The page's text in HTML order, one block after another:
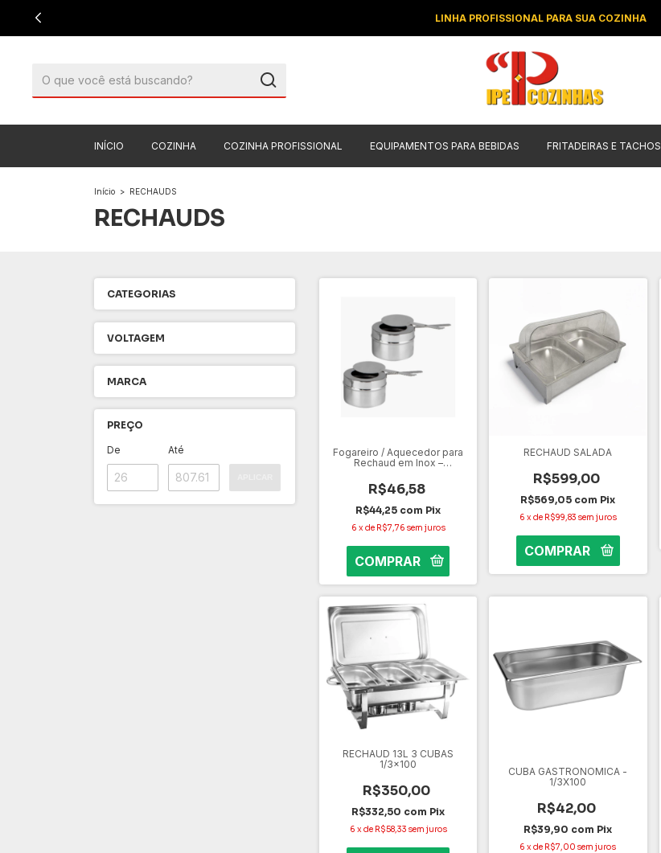
LINHA PROFISSIONAL PARA SUA COZINHA
INÍCIO COZINHA COZINHA PROFISSIONAL EQUIPAMENTOS PARA BEBIDAS FRITADEIRAS E TACHOS
Início > RECHAUDS
RECHAUDS
CATEGORIAS
VOLTAGEM
MARCA
PREÇO
De Até
Fogareiro / Aquecedor para
Rechaud em Inox –
Chafing Dish e Eventos 2
unidades
R$46,58
R$44,25 com Pix
6 xde R$7,76 sem juros
RECHAUD SALADA
R$599,00
R$569,05 com Pix
6 xde R$99,83 sem juros
RECHAUD 13L 3 CUBAS
1/3x100
R$350,00
R$332,50 com Pix
6 x de R$58,33 sem juros
CUBA GASTRONOMICA -
1/3X100
R$42,00
R$39,90 com Pix
6 xde R$7,00 sem juros